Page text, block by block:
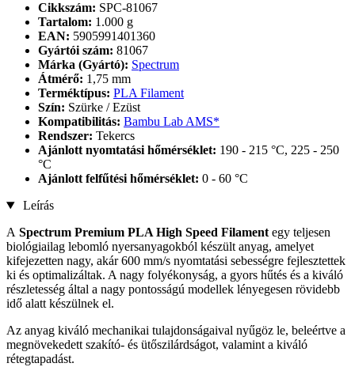
Cikkszám: SPC-81067
Tartalom: 1.000 g
EAN: 5905991401360
Gyártói szám: 81067
Márka (Gyártó): Spectrum
Átmérő: 1,75 mm
Terméktípus: PLA Filament
Szín: Szürke / Ezüst
Kompatibilitás: Bambu Lab AMS*
Rendszer: Tekercs
Ajánlott nyomtatási hőmérséklet: 190 - 215 °C, 225 - 250
°C
Ajánlott felfűtési hőmérséklet: 0 - 60 °C
Leírás
A Spectrum Premium PLA High Speed ​​​​Filament egy teljesen
biológiailag lebomló nyersanyagokból készült anyag, amelyet
kifejezetten nagy, akár 600 mm/s nyomtatási sebességre fejlesztettek
ki és optimalizáltak. A nagy folyékonyság, a gyors hűtés és a kiváló
részletesség által a nagy pontosságú modellek lényegesen rövidebb
idő alatt készülnek el.
Az anyag kiváló mechanikai tulajdonságaival nyűgöz le, beleértve a
megnövekedett szakító- és ütőszilárdságot, valamint a kiváló
rétegtapadást.